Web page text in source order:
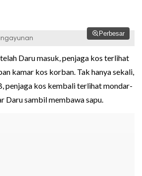
Perbesar
Daru masuk, penjaga kos terlihat
kamar kos korban. Tak hanya sekali,
penjaga kos kembali terlihat mondar-
Daru sambil membawa sapu.